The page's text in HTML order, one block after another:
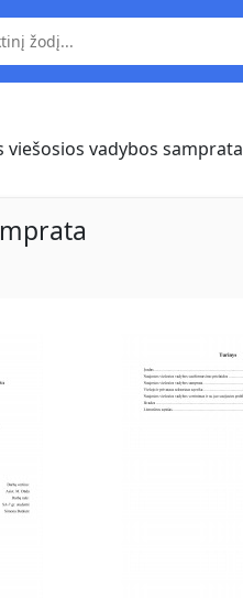
viešosios vadybos samprata